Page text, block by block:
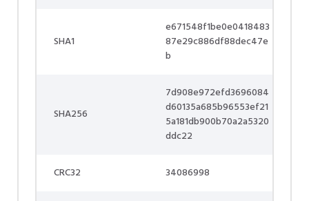
SHA1
e671548f1be0e0418483
87e29c886df88dec47e
b
SHA256
7d908e972efd3696084
d60135a685b96553ef21
5a181db900b70a2a5320
ddc22
CRC32 34086998